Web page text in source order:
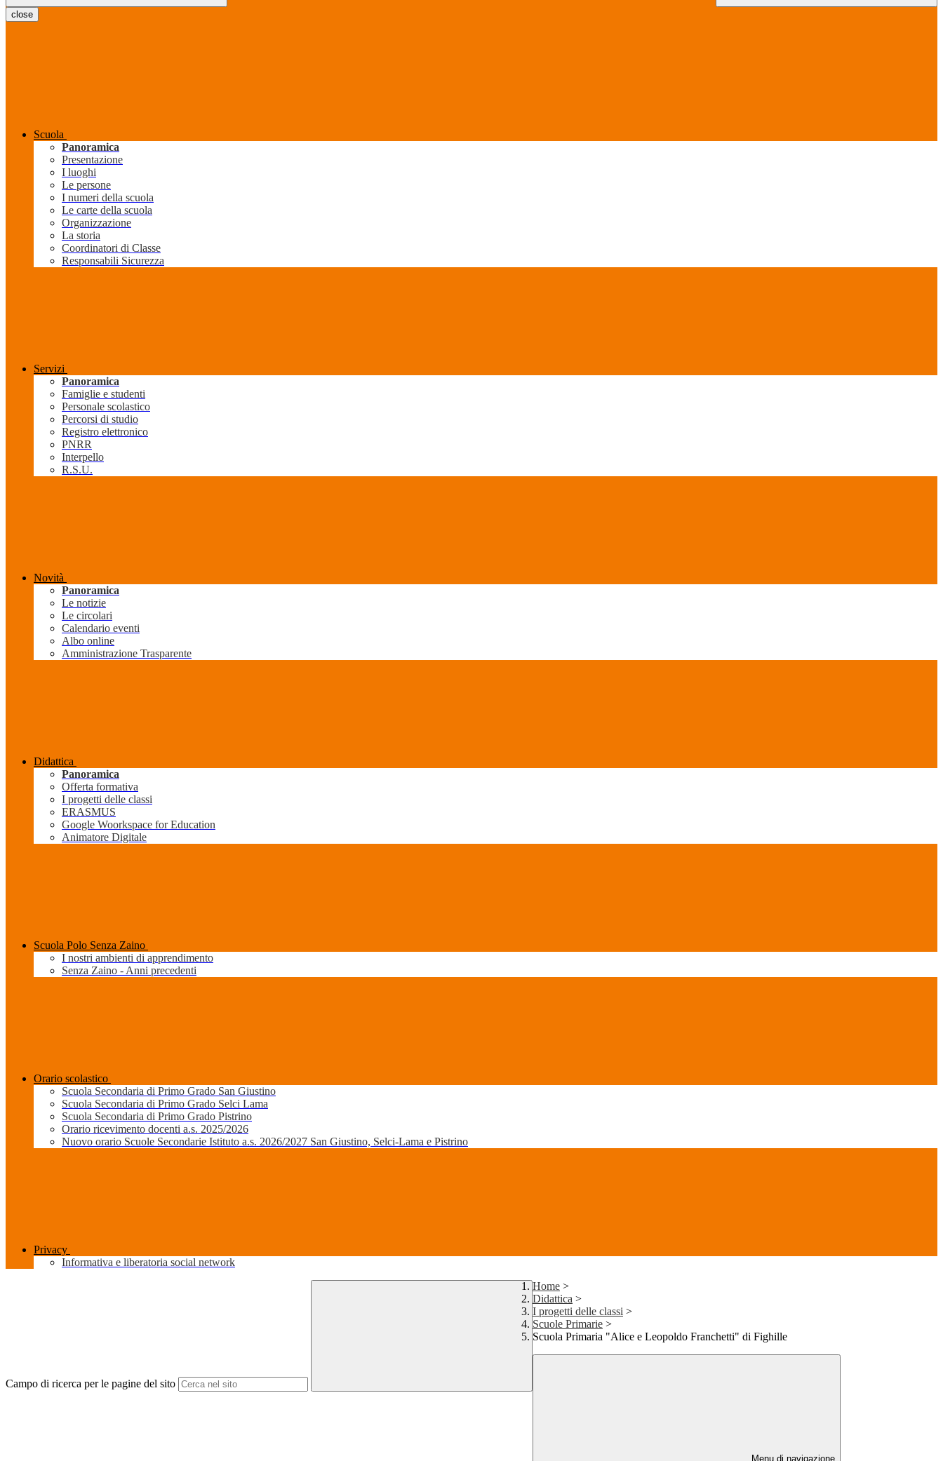
close
Scuola
Panoramica
Presentazione
I luoghi
Le persone
I numeri della scuola
Le carte della scuola
Organizzazione
La storia
Coordinatori di Classe
Responsabili Sicurezza
Servizi
Panoramica
Famiglie e studenti
Personale scolastico
Percorsi di studio
Registro elettronico
PNRR
Interpello
R.S.U.
Novità
Panoramica
Le notizie
Le circolari
Calendario eventi
Albo online
Amministrazione Trasparente
Didattica
Panoramica
Offerta formativa
I progetti delle classi
ERASMUS
Google Woorkspace for Education
Animatore Digitale
Scuola Polo Senza Zaino
I nostri ambienti di apprendimento
Senza Zaino - Anni precedenti
Orario scolastico
Scuola Secondaria di Primo Grado San Giustino
Scuola Secondaria di Primo Grado Selci Lama
Scuola Secondaria di Primo Grado Pistrino
Orario ricevimento docenti a.s. 2025/2026
Nuovo orario Scuole Secondarie Istituto a.s. 2026/2027 San Giustino, Selci-Lama e Pistrino
Privacy
Informativa e liberatoria social network
Campo di ricerca per le pagine del sito
Home >
Didattica >
I progetti delle classi >
Scuole Primarie >
Scuola Primaria "Alice e Leopoldo Franchetti" di Fighille
Menu di navigazione